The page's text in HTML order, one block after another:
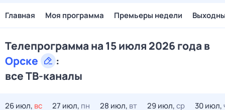
Главная Моя программа Премьеры недели
Телепрограмма на 15 июля 2026 года в
Орске
:
все ТВ-каналы
26 июл, вс 27 июл, пн 28 июл, вт 29 июл,ср 30 июл,